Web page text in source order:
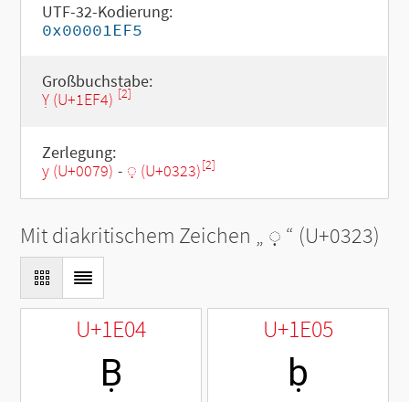
UTF-32-Kodierung:
0x00001EF5
Großbuchstabe:
Ỵ (U+1EF4) [2]
Zerlegung:
y (U+0079) - ◌̣ (U+0323)[2]
Mit diakritischem Zeichen „ ◌̣ “ (U+0323)
U+1E04
Ḅ
U+1E05
ḅ